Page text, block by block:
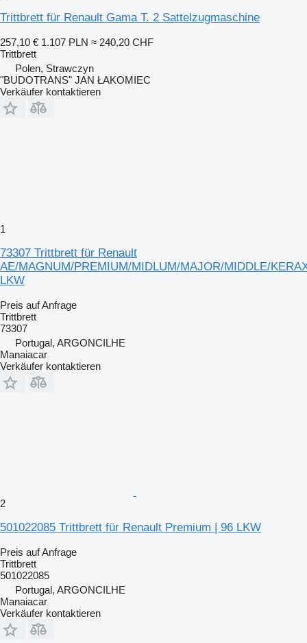
Trittbrett für Renault Gama T. 2 Sattelzugmaschine
257,10 € 1.107 PLN ≈ 240,20 CHF
Trittbrett
Polen, Strawczyn
"BUDOTRANS" JAN ŁAKOMIEC
Verkäufer kontaktieren
1
73307 Trittbrett für Renault
AE/MAGNUM/PREMIUM/MIDLUM/MAJOR/MIDDLE/
LKW
Preis auf Anfrage
Trittbrett
73307
Portugal, ARGONCILHE
Manaiacar
Verkäufer kontaktieren
2
501022085 Trittbrett für Renault Premium | 96 LKW
Preis auf Anfrage
Trittbrett
501022085
Portugal, ARGONCILHE
Manaiacar
Verkäufer kontaktieren